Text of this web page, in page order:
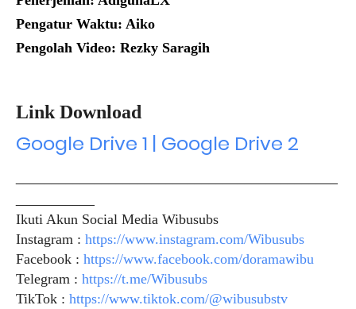
Pengatur Waktu: Aiko
Pengolah Video: Rezky Saragih
Link Download
Google Drive 1 | Google Drive 2
Ikuti Akun Social Media Wibusubs
Instagram : https://www.instagram.com/Wibusubs
Facebook : https://www.facebook.com/doramawibu
Telegram : https://t.me/Wibusubs
TikTok : https://www.tiktok.com/@wibusubstv